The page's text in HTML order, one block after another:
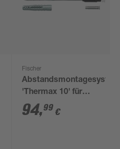
Fischer
Abstandsmontagesystem
'Thermax 10' für
Dämmstoffe 100 bis
120 mm, M6, 20 Stück
94,99 €